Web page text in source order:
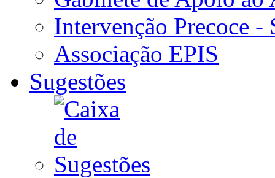
Intervenção Precoce -
Associação EPIS
Sugestões